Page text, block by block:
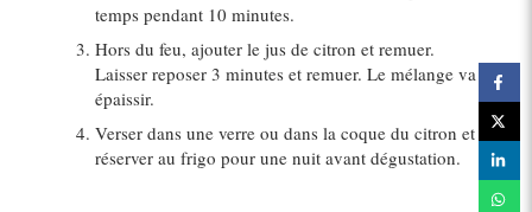
temps pendant 10 minutes.
Hors du feu, ajouter le jus de citron et remuer.
Laisser reposer 3 minutes et remuer. Le mélange va
épaissir.
Verser dans une verre ou dans la coque du citron et
réserver au frigo pour une nuit avant dégustation.